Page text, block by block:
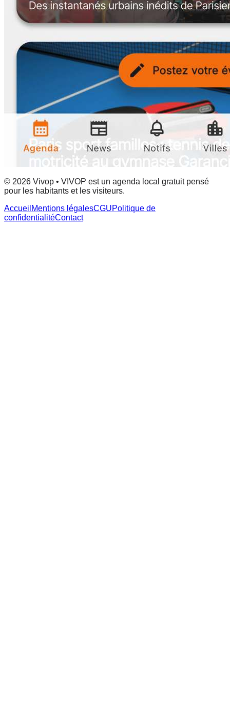
© 2026 Vivop • VIVOP est un agenda local gratuit pensé
pour les habitants et les visiteurs.
Accueil Mentions légalesCGUPolitique de
confidentialitéContact